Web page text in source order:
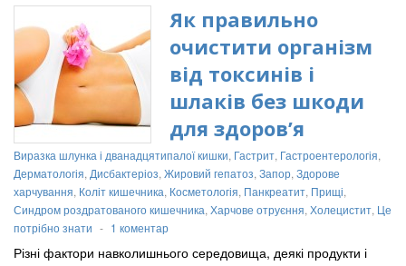
Як правильно
очистити організм
від токсинів і
шлаків без шкоди
для здоров’я
Виразка шлунка і дванадцятипалої кишки, Гастрит, Гастроентерологія,
Дерматологія, Дисбактеріоз, Жировий гепатоз, Запор, Здорове
харчування, Коліт кишечника, Косметологія, Панкреатит, Прищі,
Синдром роздратованого кишечника, Харчове отруєння, Холецистит, Це
потрібно знати - 1 коментар
Різні фактори навколишнього середовища, деякі продукти і